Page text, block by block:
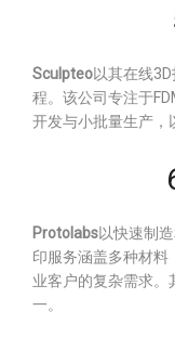
Sculpteo以其在线
程。该公司专注于
开发与小批量生产，
Protolabs以快速制
印服务涵盖多种材
业客户的复杂需求。
一。